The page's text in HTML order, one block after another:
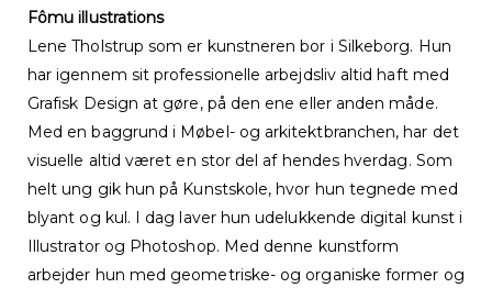
Fômu illustrations
Lene Tholstrup som er kunstneren bor i Silkeborg. Hun
har igennem sit professionelle arbejdsliv altid haft med
Grafisk Design at gøre, på den ene eller anden måde.
Med en baggrund i Møbel- og arkitektbranchen, har det
visuelle altid været en stor del af hendes hverdag. Som
helt ung gik hun på Kunstskole, hvor hun tegnede med
blyant og kul. I dag laver hun udelukkende digital kunst i
Illustrator og Photoshop. Med denne kunstform
arbejder hun med geometriske- og organiske former og